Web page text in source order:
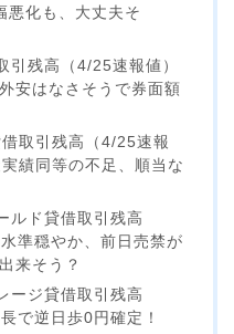
悪化も、大丈夫そ
引残高（4/25速報値）
安はなさそうで券面額
取引残高（4/25速報
績同等の不足、順当な
ルド貸借取引残高
準穏やか、前日売禁が
来そう？
ージ貸借取引残高
で逆日歩0円確定！